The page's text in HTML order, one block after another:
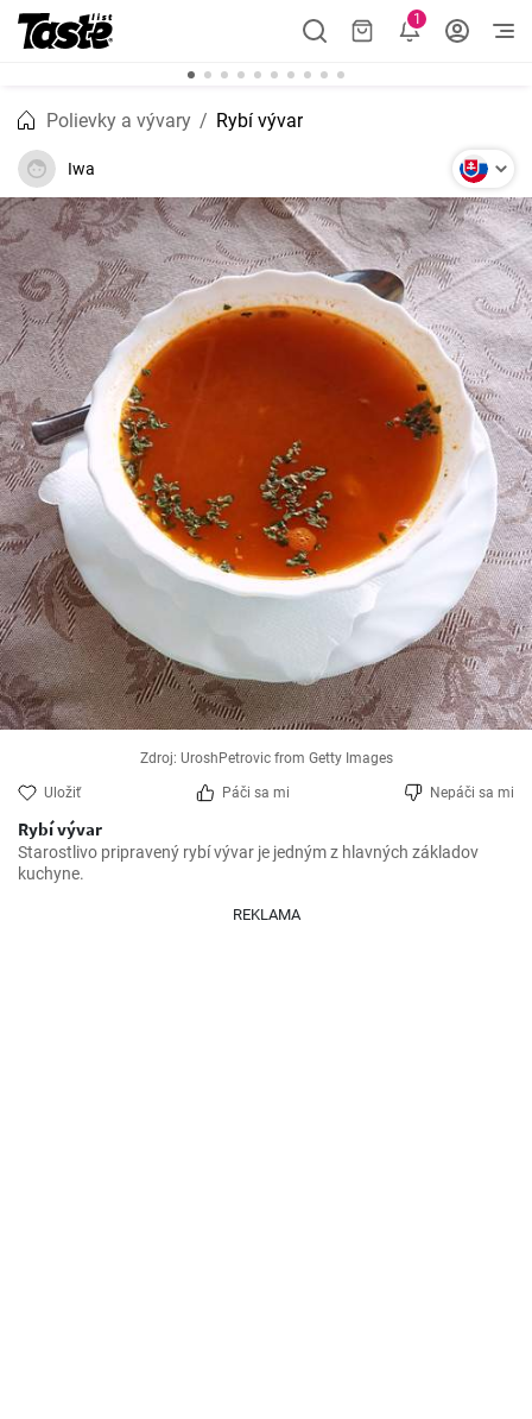
1
Polievky a vývary Rybí vývar
Iwa
Zdroj: UroshPetrovic from Getty Images
Uložiť Páči sa mi Nepáči sa mi
Rybí vývar
Starostlivo pripravený rybí vývar je jedným z hlavných základov
kuchyne.
REKLAMA